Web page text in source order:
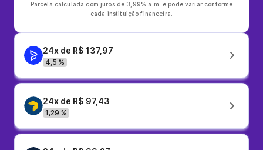
Parcela calculada com juros de 3,99% a.m. e pode variar conforme
cada instituição financeira.
24x de R$ 137,97
4,5 %
24x de R$ 97,43
1,29 %